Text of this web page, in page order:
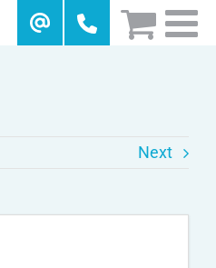
Next